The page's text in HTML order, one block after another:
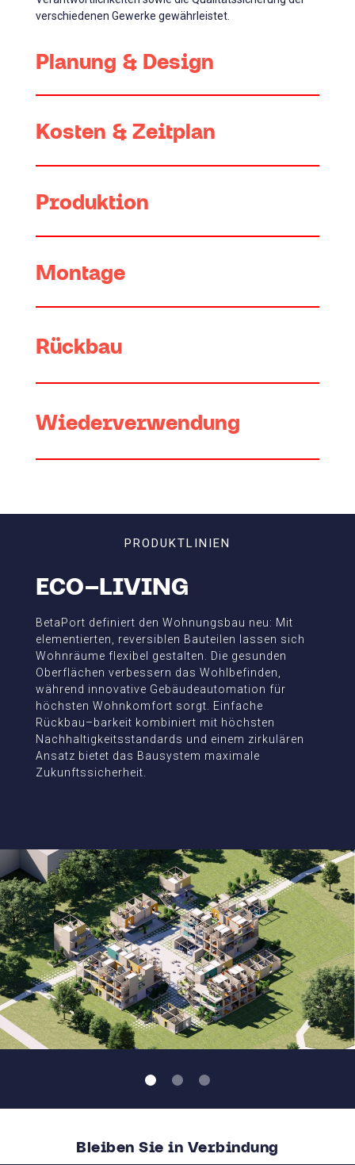
verschiedenen Gewerke gewährleistet.
Planung & Design
Kosten & Zeitplan
Produktion
Montage
Rückbau
Wiederverwendung
PRODUKTLINIEN
ECO–LIVING
BetaPort definiert den Wohnungsbau neu: Mit
elementierten, reversiblen Bauteilen lassen sich
Wohnräume flexibel gestalten. Die gesunden
Oberflächen verbessern das Wohlbefinden,
während innovative Gebäudeautomation für
höchsten Wohnkomfort sorgt. Einfache
Rückbau–barkeit kombiniert mit höchsten
Nachhaltigkeitsstandards und einem zirkulären
Ansatz bietet das Bausystem maximale
Zukunftssicherheit.
Bleiben Sie in Verbindung